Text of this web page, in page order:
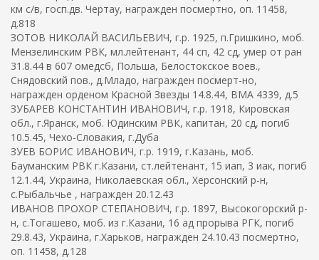
км с/в, госп.дв. Чертау, награжден посмертно, оп. 11458,
д.818
ЗОТОВ НИКОЛАЙ ВАСИЛЬЕВИЧ, г.р. 1925, п.Гришкино, моб.
Мензелинским РВК, мл.лейтенант, 44 сп, 42 сд, умер от ран
31.8.44 в 607 омедсб, Польша, Белостокское воев.,
Снядовский пов., д.Младо, награжден посмерт-но,
награжден орденом Красной Звезды 14.8.44, ВМА 4339, д.5
ЗУБАРЕВ КОНСТАНТИН ИВАНОВИЧ, г.р. 1918, Кировская
обл., г.Яранск, моб. Юдинским РВК, капитан, 20 сд, погиб
10.5.45, Чехо-Словакия, г.Дуба
ЗУЕВ БОРИС ИВАНОВИЧ, г.р. 1919, г.Казань, моб.
Бауманским РВК г.Казани, ст.лейтенант, 15 иап, 3 иак, погиб
12.1.44, Украина, Николаевская обл., Херсонский р-н,
с.Рыбальчье , награжден 20.12.43
ИВАНОВ ПРОХОР СТЕПАНОВИЧ, г.р. 1897, Высокогорский р-
н, с.Тогашево, моб. из г.Казани, 16 ад прорыва РГК, погиб
29.8.43, Украина, г.Харьков, награжден 24.10.43 посмертно,
оп. 11458, д.128